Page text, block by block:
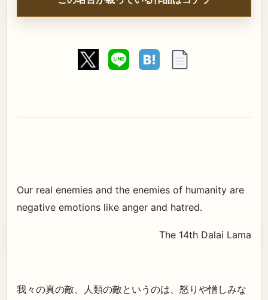
Our real enemies and the enemies of humanity are
negative emotions like anger and hatred.
The 14th Dalai Lama
我々の真の敵、人類の敵というのは、怒りや憎しみな